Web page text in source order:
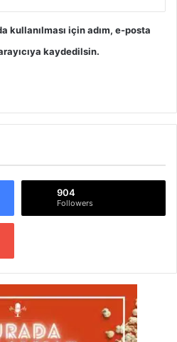
kullanılması için adım, e-posta
kaydedilsin.
904
Followers